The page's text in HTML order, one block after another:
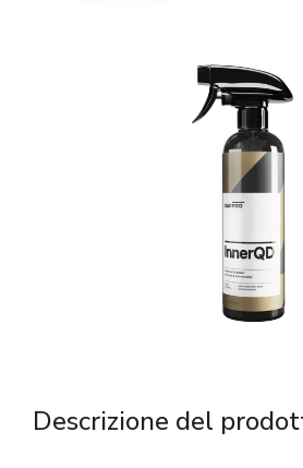
Descrizione del